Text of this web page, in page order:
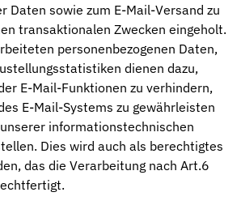
Daten sowie zum E-Mail-Versand zu
transaktionalen Zwecken eingeholt.
personenbezogenen Daten,
dienen dazu,
E-Mail-Funktionen zu verhindern,
E-Mail-Systems zu gewährleisten
informationstechnischen
Dies wird auch als berechtigtes
das die Verarbeitung nach Art.6